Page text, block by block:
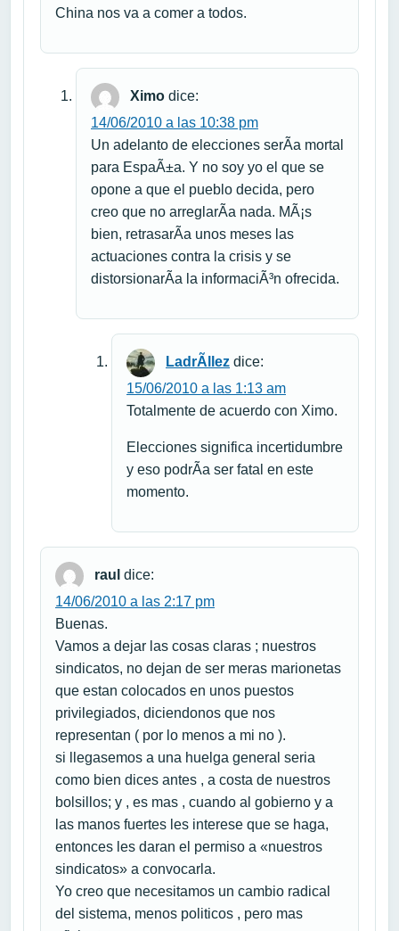
China nos va a comer a todos.
Ximo dice:
14/06/2010 a las 10:38 pm
Un adelanto de elecciones serÃ­a mortal
para EspaÃ±a. Y no soy yo el que se
opone a que el pueblo decida, pero
creo que no arreglarÃ­a nada. MÃ¡s
bien, retrasarÃ­a unos meses las
actuaciones contra la crisis y se
distorsionarÃ­a la informaciÃ³n ofrecida.
LadrÃ­llez dice:
15/06/2010 a las 1:13 am
Totalmente de acuerdo con Ximo.
Elecciones significa incertidumbre
y eso podrÃ­a ser fatal en este
momento.
raul dice:
14/06/2010 a las 2:17 pm
Buenas.
Vamos a dejar las cosas claras ; nuestros
sindicatos, no dejan de ser meras marionetas
que estan colocados en unos puestos
privilegiados, diciendonos que nos
representan ( por lo menos a mi no ).
si llegasemos a una huelga general seria
como bien dices antes , a costa de nuestros
bolsillos; y , es mas , cuando al gobierno y a
las manos fuertes les interese que se haga,
entonces les daran el permiso a «nuestros
sindicatos» a convocarla.
Yo creo que necesitamos un cambio radical
del sistema, menos politicos , pero mas